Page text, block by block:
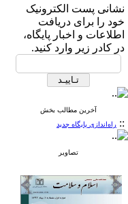
نشانی پست الکترونیک
خود را برای دریافت
اطلاعات و اخبار پایگاه،
در کادر زیر وارد کنید.
آخرین مطالب بخش
:: راه‌اندازی پایگاه جدید
تصاویر